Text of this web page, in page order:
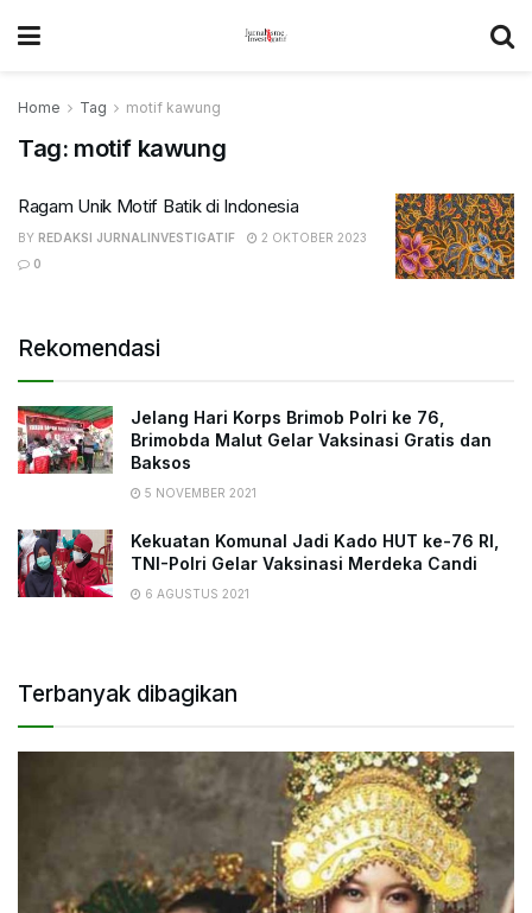
Home Tag motif kawung
Tag: motif kawung
Ragam Unik Motif Batik di Indonesia
BY REDAKSI JURNALINVESTIGATIF
2 OKTOBER 2023
0
Rekomendasi
Jelang Hari Korps Brimob Polri ke 76,
Brimobda Malut Gelar Vaksinasi Gratis dan
Baksos
5 NOVEMBER 2021
Kekuatan Komunal Jadi Kado HUT ke-76 RI,
TNI-Polri Gelar Vaksinasi Merdeka Candi
6 AGUSTUS 2021
Terbanyak dibagikan